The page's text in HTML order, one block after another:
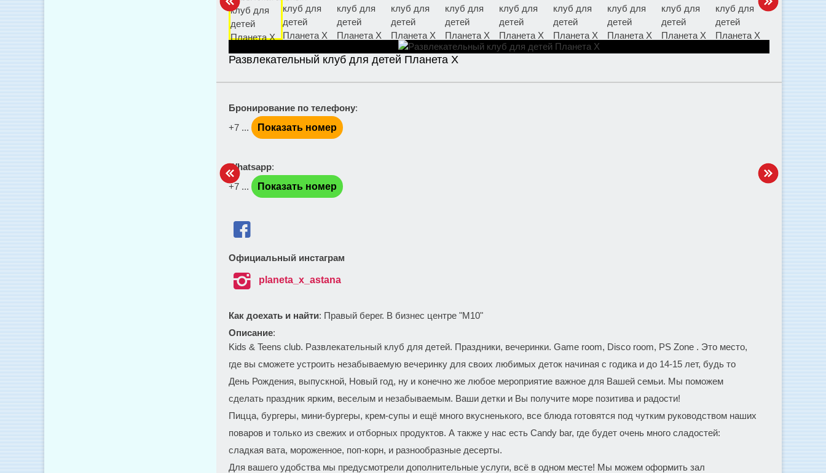
Развлекательный клуб для детей Планета X
Бронирование по телефону:
+7 ...
Показать номер
Whatsapp:
+7 ...
Показать номер

Официальный инстаграм
 planeta_x_astana
Как доехать и найти: Правый берег. В бизнес центре "M10"
Описание:
Kids & Teens club. Развлекательный клуб для детей. Праздники, вечеринки. Game room, Disco room, PS Zone . Это место,
где вы сможете устроить незабываемую вечеринку для своих любимых деток начиная с годика и до 14-15 лет, будь то
День Рождения, выпускной, Новый год, ну и конечно же любое мероприятие важное для Вашей семьи. Мы поможем
сделать праздник ярким, веселым и незабываемым. Ваши детки и Вы получите море позитива и радости!
Пицца, бургеры, мини-бургеры, крем-супы и ещё много вкусненького, все блюда готовятся под чутким руководством наших
поваров и только из свежих и отборных продуктов. А также у нас есть Candy bar, где будет очень много сладостей:
сладкая вата, мороженное, поп-корн, и разнообразные десерты.
Для вашего удобства мы предусмотрели дополнительные услуги, всё в одном месте! Мы можем оформить зал